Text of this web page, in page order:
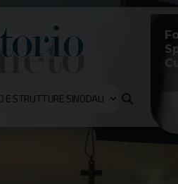
E STRUTTURE SINODALI